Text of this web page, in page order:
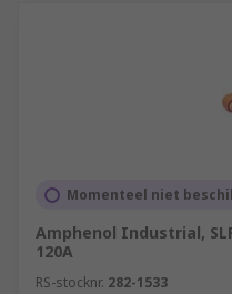
Momenteel niet
Amphenol Industrial,
120A
RS-stocknr. 282-1533